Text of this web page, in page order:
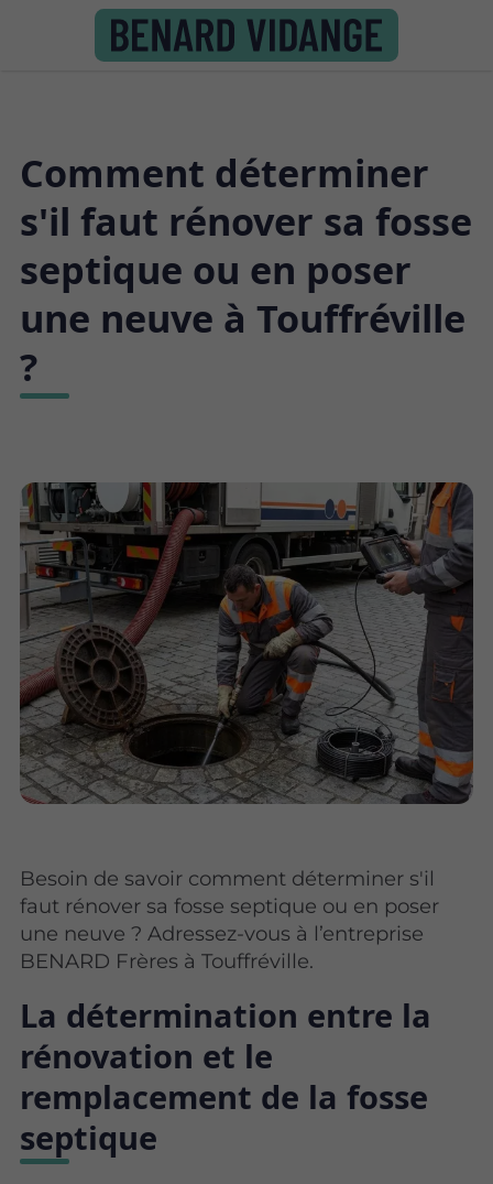
Comment déterminer
s'il faut rénover sa fosse
septique ou en poser
une neuve à Touffréville
?
Besoin de savoir comment déterminer s'il
faut rénover sa fosse septique ou en poser
une neuve ? Adressez-vous à l’entreprise
BENARD Frères à Touffréville.
La détermination entre la
rénovation et le
remplacement de la fosse
septique